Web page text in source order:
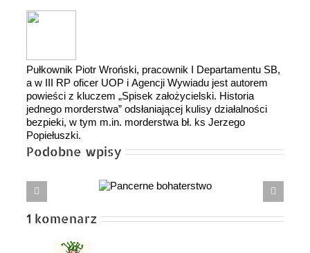
Pułkownik Piotr Wroński, pracownik I Departamentu SB,
a w III RP oficer UOP i Agencji Wywiadu jest autorem
powieści z kluczem „Spisek założycielski. Historia
jednego morderstwa” odsłaniającej kulisy działalności
bezpieki, w tym m.in. morderstwa bł. ks Jerzego
Popiełuszki.
Podobne wpisy
Pancerne
Impas, co
1 komenarz